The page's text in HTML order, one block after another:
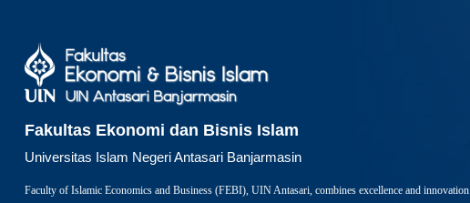
Fakultas Ekonomi dan Bisnis Islam
Universitas Islam Negeri Antasari Banjarmasin
Faculty of Islamic Economics and Business (FEBI), UIN Antasari, combines excellence and innovation